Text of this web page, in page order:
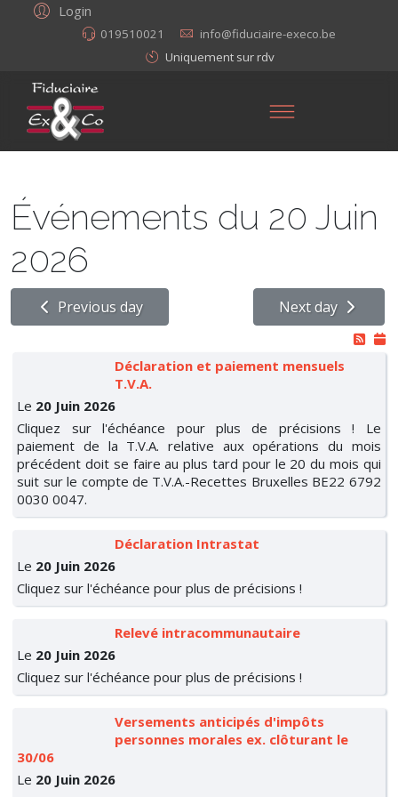
Login
019510021
info@fiduciaire-execo.be
Uniquement sur rdv
Événements du 20 Juin
2026
Previous day Next day
Déclaration et paiement mensuels
T.V.A.
Le 20 Juin 2026
Cliquez sur l'échéance pour plus de précisions ! Le
paiement de la T.V.A. relative aux opérations du mois
précédent doit se faire au plus tard pour le 20 du mois qui
suit sur le compte de T.V.A.-Recettes Bruxelles BE22 6792
0030 0047.
Déclaration Intrastat
Le 20 Juin 2026
Cliquez sur l'échéance pour plus de précisions !
Relevé intracommunautaire
Le 20 Juin 2026
Cliquez sur l'échéance pour plus de précisions !
Versements anticipés d'impôts
personnes morales ex. clôturant le
30/06
Le 20 Juin 2026